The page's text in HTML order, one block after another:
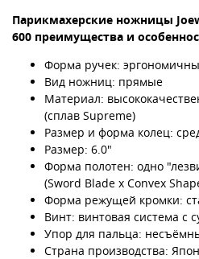
Парикмахерские ножницы
600 преимущества и
Форма ручек:
Вид ножниц: прямые
Материал:
(сплав Supreme)
Размер и форма колец:
Размер: 6.0"
Форма полотен: одно
(Sword Blade x Convex
Форма режущей кромки:
Винт: винтовая система с
Упор для пальца:
Страна производства: